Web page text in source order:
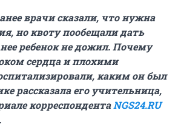
врачи сказали, что нужна
но квоту пообещали дать
ребенок не дожил. Почему
сердца и плохими
каким он был
рассказала его учительница,
корреспондентаNGS24.RU